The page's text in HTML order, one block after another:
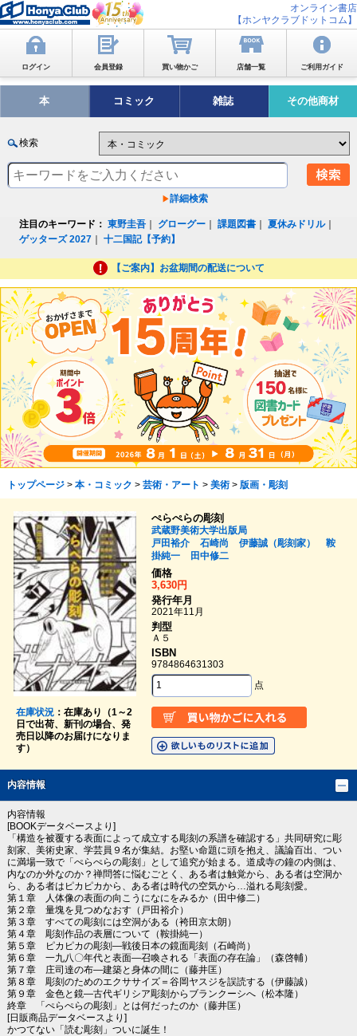
オンライン書店
【ホンヤクラブドットコム】
ログイン 会員登録 買い物かご 店舗一覧 ご利用ガイド
本 コミック 雑誌 その他商材
検索
詳細検索
注目のキーワード： 東野圭吾 グローグー ｜課題図書 ｜夏休みドリル｜
ゲッターズ 2027 ｜十二国記【予約】
【ご案内】お盆期間の配送について
トップページ> 本・コミック > 芸術・アート > 美術> 版画・彫刻
在庫状況：在庫あり（1～2
日で出荷、新刊の場合、発
売日以降のお届けになりま
す）
ぺらぺらの彫刻
武蔵野美術大学出版局
戸田裕介
石崎尚 伊藤誠（彫刻家）
鞍
掛純一
田中修二
価格
3,630円
発行年月
2021年11月
判型
Ａ５
ISBN
9784864631303
点
内容情報
内容情報
[BOOKデータベースより]
「構造を被覆する表面によって成立する彫刻の系譜を確認する」共同研究に彫
刻家、美術史家、学芸員９名が集結。お堅い命題に頭を抱え、議論百出、つい
に満場一致で「ぺらぺらの彫刻」として追究が始まる。道成寺の鐘の内側は、
内なのか外なのか？禅問答に悩むごとく、ある者は触覚から、ある者は空洞か
ら、ある者はピカピカから、ある者は時代の空気から…溢れる彫刻愛。
第１章 人体像の表面の向こうになにをみるか（田中修二）
第２章 量塊を見つめなおす（戸田裕介）
第３章 すべての彫刻には空洞がある（袴田京太朗）
第４章 彫刻作品の表層について（鞍掛純一）
第５章 ピカピカの彫刻―戦後日本の鏡面彫刻（石崎尚）
第６章 一九八〇年代と表面―召喚される「表面の存在論」（森啓輔）
第７章 庄司達の布―建築と身体の間に（藤井匡）
第８章 彫刻のためのエクササイズ＝谷岡ヤスジを誤読する（伊藤誠）
第９章 金色と鏡―古代ギリシア彫刻からブランクーシへ（松本隆）
終章 「ぺらぺらの彫刻」とは何だったのか（藤井匡）
[日販商品データベースより]
かつてない「読む彫刻」ついに誕生！